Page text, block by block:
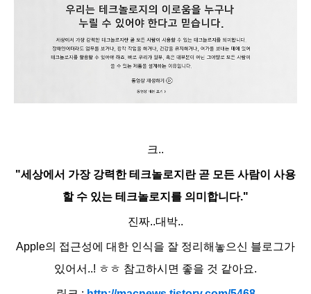
크..
"세상에서 가장 강력한 테크놀로지란 곧 모든 사람이 사용
할 수 있는 테크놀로지를 의미합니다."
진짜..대박..
Apple의 접근성에 대한 인식을 잘 정리해놓으신 블로그가
있어서..! ㅎㅎ 참고하시면 좋을 것 같아요.